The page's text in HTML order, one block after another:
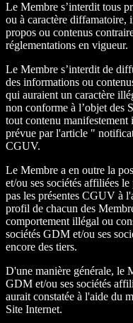
Le Membre s’interdit tous
ou à caractère diffamatoire,
propos ou contenus
réglementations en vigueur.
Le Membre s’interdit de
des informations ou
qui auraient un caractère
non conforme à l’objet des
tout contenu
prévue par l'article "
CGUV.
Le Membre a en outre la
et/ou ses sociétés affiliées
pas les présentes CGUV à
profil de chacun des
comportement illégal ou
sociétés GDM et/ou ses
encore des tiers.
D'une manière générale, le
GDM et/ou ses sociétés
aurait constatée à l'aide du
Site Internet.